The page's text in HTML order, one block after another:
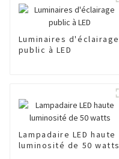
Luminaires d'éclairage
public à LED
Lampadaire LED haute
luminosité de 50 watts